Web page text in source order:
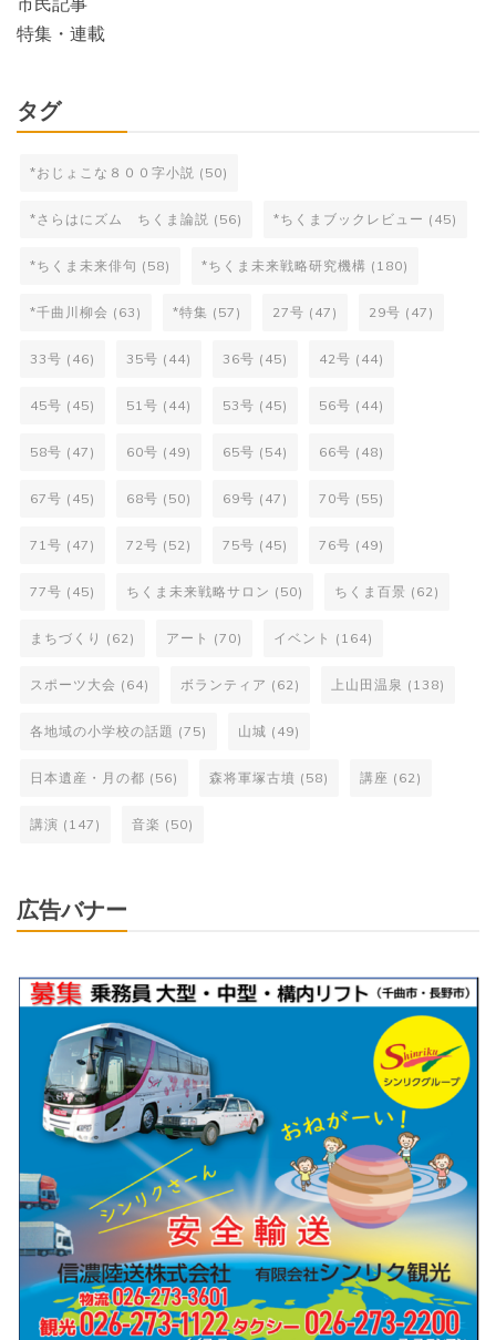
特集・連載
タグ
*おじょこな８００字小説 (50)
*さらはにズム ちくま論説 (56) *ちくまブックレビュー (45)
*ちくま未来俳句 (58) *ちくま未来戦略研究機構 (180)
*千曲川柳会 (63) *特集 (57) 27号 (47) 29号 (47)
33号 (46) 35号 (44) 36号 (45) 42号 (44)
45号 (45) 51号 (44) 53号 (45) 56号 (44)
58号 (47) 60号 (49) 65号 (54) 66号 (48)
67号 (45) 68号 (50) 69号 (47) 70号 (55)
71号 (47) 72号 (52) 75号 (45) 76号 (49)
77号 (45) ちくま未来戦略サロン (50) ちくま百景 (62)
まちづくり (62) アート (70) イベント (164)
スポーツ大会 (64) ボランティア (62) 上山田温泉 (138)
各地域の小学校の話題 (75) 山城 (49)
日本遺産・月の都 (56) 森将軍塚古墳 (58) 講座 (62)
講演 (147) 音楽 (50)
広告バナー